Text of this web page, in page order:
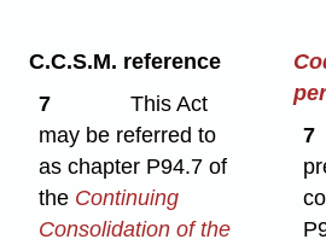
C.C.S.M. reference
7
This Act
may be referred to
as chapter P94.7 of
the Continuing
Consolidation of the
7